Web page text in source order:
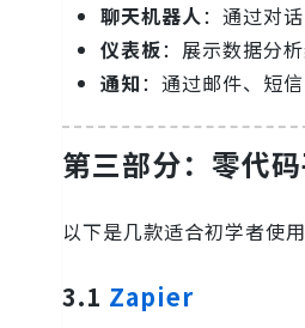
聊天机器人：通过对
仪表板：展示数据分析
通知：通过邮件、短
第三部分：零代
以下是几款适合初学者使
3.1 Zapier